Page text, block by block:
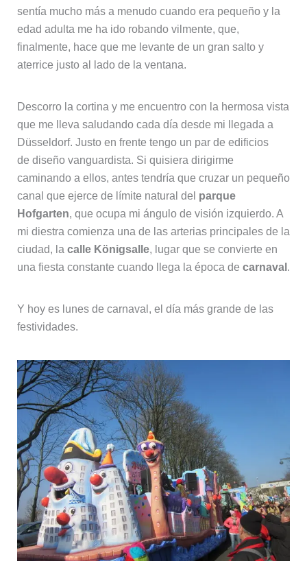
sentía mucho más a menudo cuando era pequeño y la
edad adulta me ha ido robando vilmente, que,
finalmente, hace que me levante de un gran salto y
aterrice justo al lado de la ventana.
Descorro la cortina y me encuentro con la hermosa vista
que me lleva saludando cada día desde mi llegada a
Düsseldorf. Justo en frente tengo un par de edificios
de diseño vanguardista. Si quisiera dirigirme
caminando a ellos, antes tendría que cruzar un pequeño
canal que ejerce de límite natural del parque
Hofgarten, que ocupa mi ángulo de visión izquierdo. A
mi diestra comienza una de las arterias principales de la
ciudad, la calle Königsalle, lugar que se convierte en
una fiesta constante cuando llega la época de carnaval .
Y hoy es lunes de carnaval, el día más grande de las
festividades.